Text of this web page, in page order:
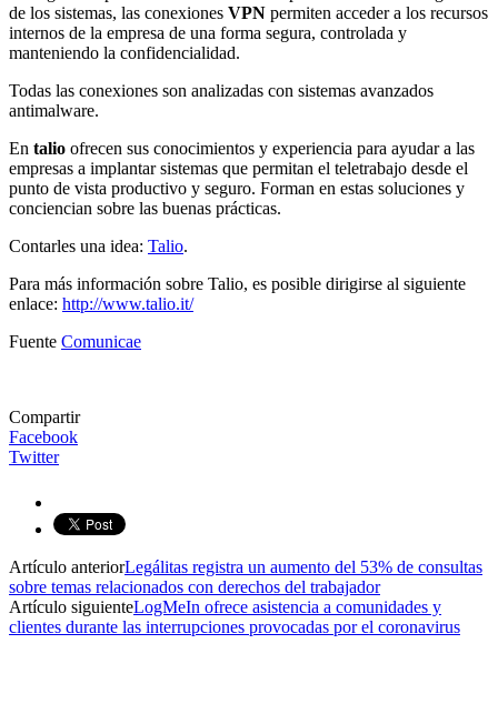
de los sistemas, las conexiones VPN permiten acceder a los recursos
internos de la empresa de una forma segura, controlada y
manteniendo la confidencialidad.
Todas las conexiones son analizadas con sistemas avanzados
antimalware.
En talio ofrecen sus conocimientos y experiencia para ayudar a las
empresas a implantar sistemas que permitan el teletrabajo desde el
punto de vista productivo y seguro. Forman en estas soluciones y
conciencian sobre las buenas prácticas.
Contarles una idea: Talio.
Para más información sobre Talio, es posible dirigirse al siguiente
enlace: http://www.talio.it/
Fuente Comunicae
Compartir
Facebook
Twitter
Artículo anteriorLegálitas registra un aumento del 53% de consultas
sobre temas relacionados con derechos del trabajador
Artículo siguienteLogMeIn ofrece asistencia a comunidades y
clientes durante las interrupciones provocadas por el coronavirus